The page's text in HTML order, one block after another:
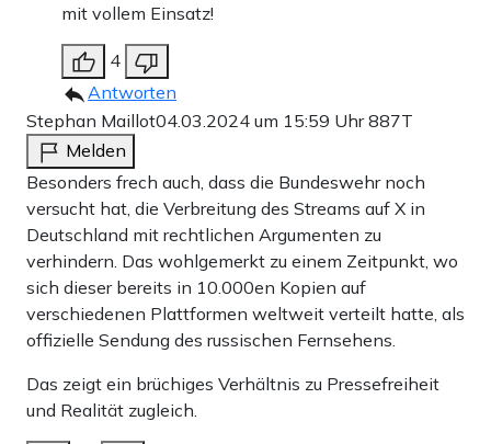
mit vollem Einsatz!
4
Antworten
Stephan Maillot04.03.2024 um 15:59 Uhr887T
Melden
Besonders frech auch, dass die Bundeswehr noch
versucht hat, die Verbreitung des Streams auf X in
Deutschland mit rechtlichen Argumenten zu
verhindern. Das wohlgemerkt zu einem Zeitpunkt, wo
sich dieser bereits in 10.000en Kopien auf
verschiedenen Plattformen weltweit verteilt hatte, als
offizielle Sendung des russischen Fernsehens.
Das zeigt ein brüchiges Verhältnis zu Pressefreiheit
und Realität zugleich.